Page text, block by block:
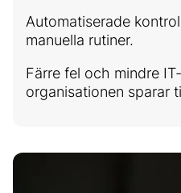
Automatiserade
manuella rutiner.
Färre fel och mindre
organisationen sparar